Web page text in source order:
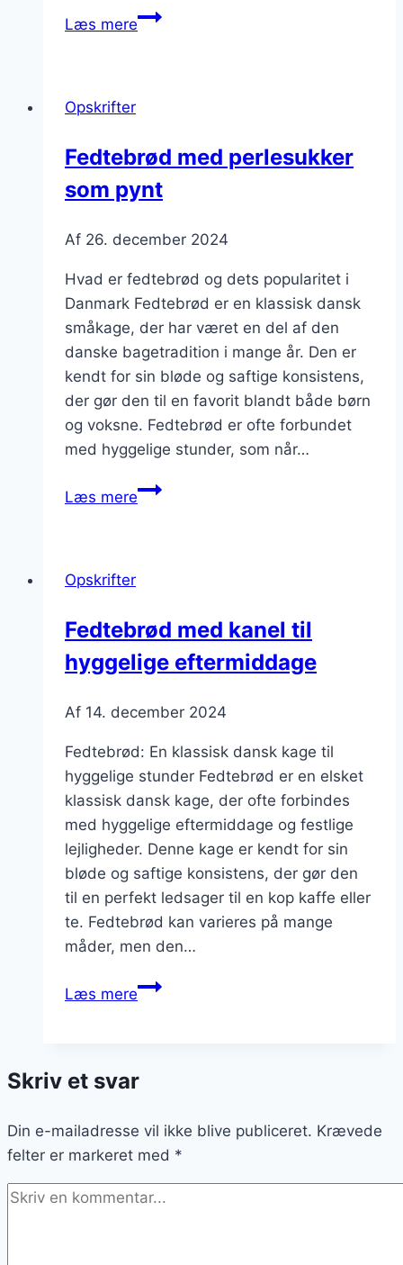
Læs mereFedtebrød
Opskrifter
Fedtebrød med perlesukker
som pynt
Af 26. december 2024
Hvad er fedtebrød og dets popularitet i
Danmark Fedtebrød er en klassisk dansk
småkage, der har været en del af den
danske bagetradition i mange år. Den er
kendt for sin bløde og saftige konsistens,
der gør den til en favorit blandt både børn
og voksne. Fedtebrød er ofte forbundet
med hyggelige stunder, som når…
Læs mereFedtebrød
Opskrifter
Fedtebrød med kanel til
hyggelige eftermiddage
Af 14. december 2024
Fedtebrød: En klassisk dansk kage til
hyggelige stunder Fedtebrød er en elsket
klassisk dansk kage, der ofte forbindes
med hyggelige eftermiddage og festlige
lejligheder. Denne kage er kendt for sin
bløde og saftige konsistens, der gør den
til en perfekt ledsager til en kop kaffe eller
te. Fedtebrød kan varieres på mange
måder, men den…
Læs mereFedtebrød
hyggelige
Skriv et svar
Din e-mailadresse vil ikke blive publiceret. Krævede
felter er markeret med *